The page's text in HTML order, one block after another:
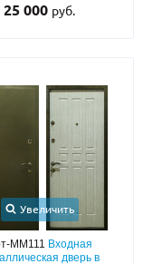
25 000 руб.
Увеличить
ММ111 Входная
дверь в